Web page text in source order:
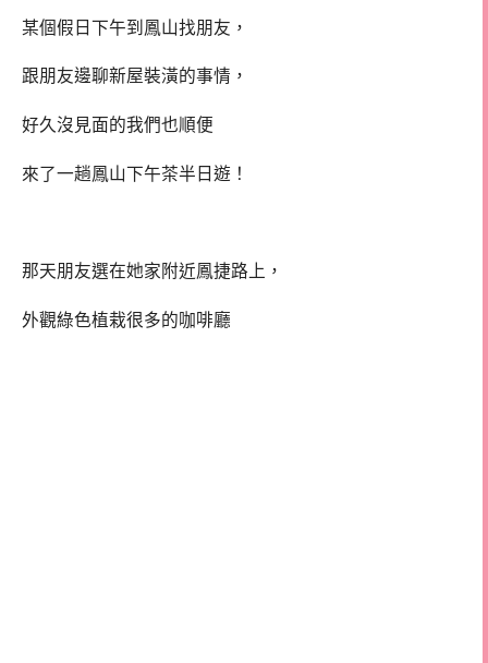
某個假日下午到鳳山找朋友，
跟朋友邊聊新屋裝潢的事情，
好久沒見面的我們也順便
來了一趟鳳山下午茶半日遊！
那天朋友選在她家附近鳳捷路上，
外觀綠色植栽很多的咖啡廳